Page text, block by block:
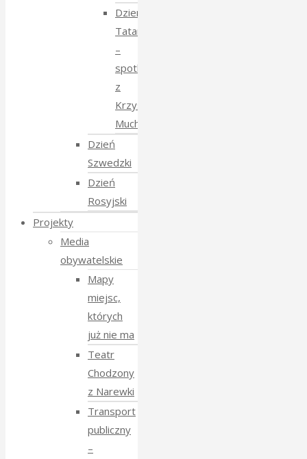
Dzien
Tatarski
–
spotkanie
z
Krzysztofem
Mucharskim
Dzień
Szwedzki
Dzień
Rosyjski
Projekty
Media
obywatelskie
Mapy
miejsc,
których
już nie ma
Teatr
Chodzony
z Narewki
Transport
publiczny
–